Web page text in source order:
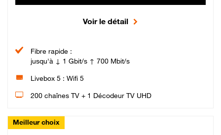
Voir le détail
Fibre rapide :
jusqu'à ↓ 1 Gbit/s ↑ 700 Mbit/s
Livebox 5 : Wifi 5
200 chaînes TV + 1 Décodeur TV UHD
Meilleur choix